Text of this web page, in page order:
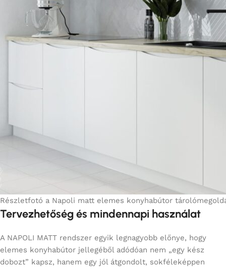
Részletfotó a Napoli matt elemes konyhabútor
Tervezhetőség és mindennapi használat
A NAPOLI MATT rendszer egyik legnagyobb előnye, hogy
elemes konyhabútor jellegéből adódóan nem „egy kész
dobozt” kapsz, hanem egy jól átgondolt, sokféleképpen